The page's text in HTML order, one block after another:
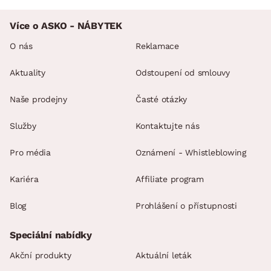
Více o ASKO - NÁBYTEK
O nás
Aktuality
Naše prodejny
Služby
Pro média
Kariéra
Blog
Reklamace
Odstoupení od smlouvy
Časté otázky
Kontaktujte nás
Oznámení - Whistleblowing
Affiliate program
Prohlášení o přístupnosti
Speciální nabídky
Akční produkty Aktuální leták